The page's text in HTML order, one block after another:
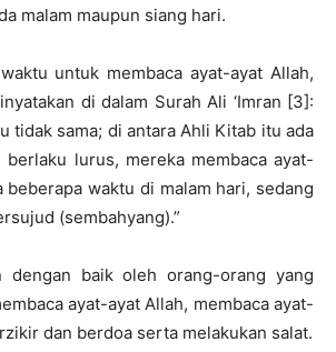
malam maupun siang hari.
untuk membaca ayat-ayat Allah,
di dalam Surah Ali ‘Imran [3]:
tidak sama; di antara Ahli Kitab itu ada
berlaku lurus, mereka membaca ayat-
beberapa waktu di malam hari, sedang
(sembahyang).”
dengan baik oleh orang-orang yang
ayat-ayat Allah, membaca ayat-
dan berdoa serta melakukan salat.